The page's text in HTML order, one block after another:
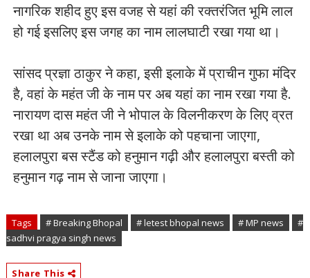
नागरिक शहीद हुए इस वजह से यहां की रक्तरंजित भूमि लाल
हो गई इसलिए इस जगह का नाम लालघाटी रखा गया था।
सांसद प्रज्ञा ठाकुर ने कहा, इसी इलाके में प्राचीन गुफा मंदिर
है, वहां के महंत जी के नाम पर अब यहां का नाम रखा गया है.
नारायण दास महंत जी ने भोपाल के विलनीकरण के लिए व्रत
रखा था अब उनके नाम से इलाके को पहचाना जाएगा,
हलालपुरा बस स्टैंड को हनुमान गढ़ी और हलालपुरा बस्ती को
हनुमान गढ़ नाम से जाना जाएगा।
Tags # Breaking Bhopal # letest bhopal news # MP news
#
sadhvi pragya singh news
Share This